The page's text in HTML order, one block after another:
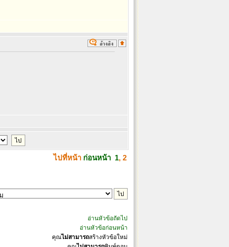
ไปที่หน้า ก่อนหน้า 1, 2
อ่านหัวข้อถัดไป
อ่านหัวข้อก่อนหน้า
คุณไม่สามารถสร้างหัวข้อใหม่